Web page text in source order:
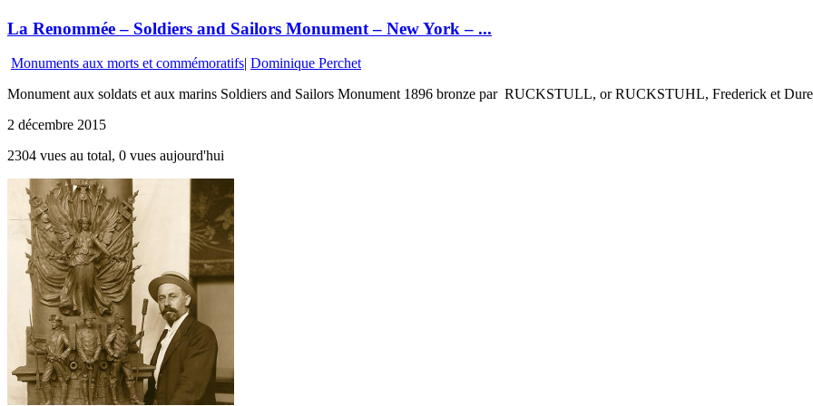
La Renommée – Soldiers and Sailors Monument – New York – ...
Monuments aux morts et commémoratifs| Dominique Perchet
Monument aux soldats et aux marins Soldiers and Sailors Monument 1896 bronze par RUCKSTULL, or RUCKSTUHL, Frederick et
2 décembre 2015
2304 vues au total, 0 vues aujourd'hui